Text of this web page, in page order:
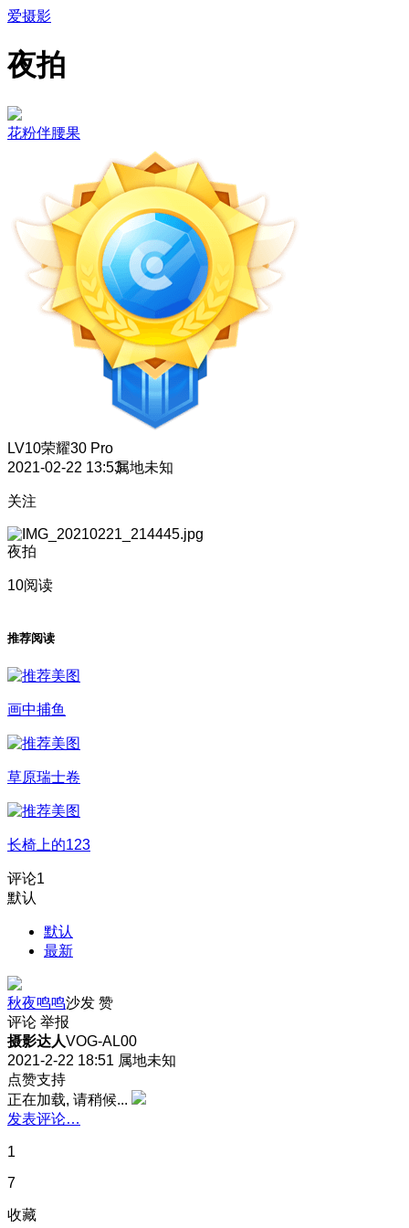
爱摄影
夜拍
花粉伴腰果
LV10荣耀30 Pro
2021-02-22 13:53属地未知
关注
夜拍
10阅读
推荐阅读
画中捕鱼
草原瑞士卷
长椅上的123
评论1
默认
默认
最新
秋夜鸣鸣沙发 赞
评论 举报
摄影达人VOG-AL00
2021-2-22 18:51 属地未知
点赞支持
正在加载, 请稍候...
发表评论…
1
7
收藏